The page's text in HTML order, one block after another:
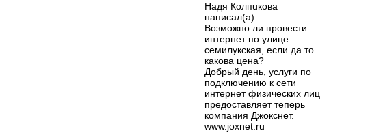
Надя Колпuкова
написал(а):
Возможно ли провести
интернет по улице
семилукская, если да то
какова цена?
Добрый день, услуги по
подключению к сети
интернет физических лиц
предоставляет теперь
компания Джокснет.
www.joxnet.ru